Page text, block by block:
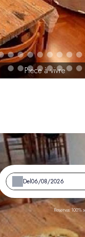
Piece à vivre
Del
Reservas